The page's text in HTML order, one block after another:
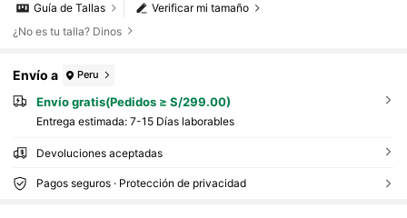
Verificar mi tamaño
Guía de Tallas
¿No es tu talla? Dinos
Envío a Peru
Envío gratis(Pedidos ≥ S/299.00)
Entrega estimada: 7-15 Días laborables
Devoluciones aceptadas
Pagos seguros · Protección de privacidad